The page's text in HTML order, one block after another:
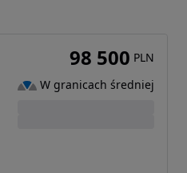
98 500 PLN
W granicach średniej